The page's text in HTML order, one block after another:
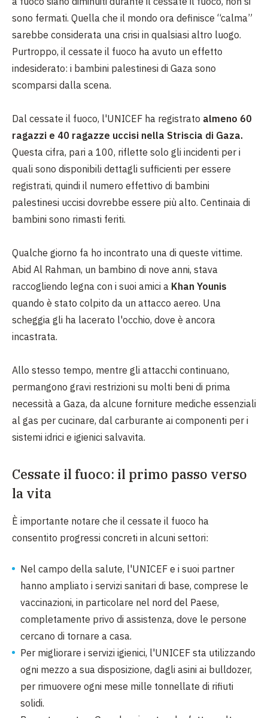
sono fermati. Quella che il mondo ora definisce “calma”
sarebbe considerata una crisi in qualsiasi altro luogo.
Purtroppo, il cessate il fuoco ha avuto un effetto
indesiderato: i bambini palestinesi di Gaza sono
scomparsi dalla scena.
Dal cessate il fuoco, l'UNICEF ha registrato almeno 60
ragazzi e 40 ragazze uccisi nella Striscia di Gaza.
Questa cifra, pari a 100, riflette solo gli incidenti per i
quali sono disponibili dettagli sufficienti per essere
registrati, quindi il numero effettivo di bambini
palestinesi uccisi dovrebbe essere più alto. Centinaia di
bambini sono rimasti feriti.
Qualche giorno fa ho incontrato una di queste vittime.
Abid Al Rahman, un bambino di nove anni, stava
raccogliendo legna con i suoi amici a Khan Younis
quando è stato colpito da un attacco aereo. Una
scheggia gli ha lacerato l'occhio, dove è ancora
incastrata.
Allo stesso tempo, mentre gli attacchi continuano,
permangono gravi restrizioni su molti beni di prima
necessità a Gaza, da alcune forniture mediche essenziali
al gas per cucinare, dal carburante ai componenti per i
sistemi idrici e igienici salvavita.
Cessate il fuoco: il primo passo verso
la vita
È importante notare che il cessate il fuoco ha
consentito progressi concreti in alcuni settori:
Nel campo della salute, l'UNICEF e i suoi partner
hanno ampliato i servizi sanitari di base, comprese le
vaccinazioni, in particolare nel nord del Paese,
completamente privo di assistenza, dove le persone
cercano di tornare a casa.
Per migliorare i servizi igienici, l'UNICEF sta utilizzando
ogni mezzo a sua disposizione, dagli asini ai bulldozer,
per rimuovere ogni mese mille tonnellate di rifiuti
solidi.